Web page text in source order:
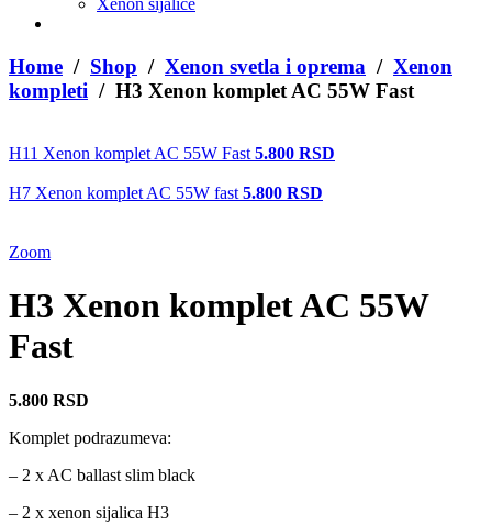
Xenon sijalice
Home / Shop / Xenon svetla i oprema / Xenon
kompleti / H3 Xenon komplet AC 55W Fast
H11 Xenon komplet AC 55W Fast 5.800 RSD
H7 Xenon komplet AC 55W fast 5.800 RSD
Zoom
H3 Xenon komplet AC 55W
Fast
5.800 RSD
Komplet podrazumeva:
– 2 x AC ballast slim black
– 2 x xenon sijalica H3